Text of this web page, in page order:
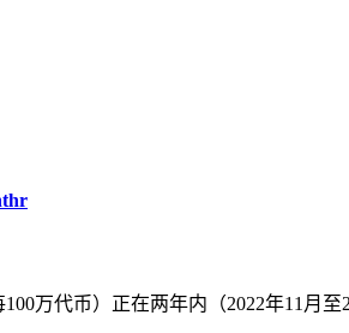
万代币）正在两年内（2022年11月